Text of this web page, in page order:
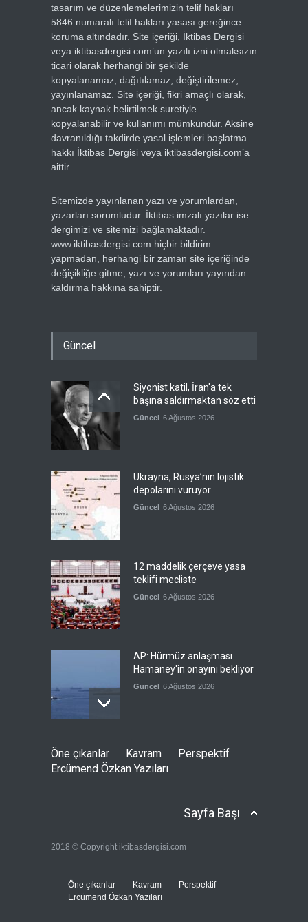
tasarım ve düzenlemelerimizin telif hakları
5846 numaralı telif hakları yasası gereğince
koruma altındadır. Site içeriği, İktibas Dergisi
veya iktibasdergisi.com’un yazılı izni olmaksızın
ticari olarak herhangi bir şekilde
kopyalanamaz, dağıtılamaz, değiştirilemez,
yayınlanamaz. Site içeriği, fikri amaçlı olarak,
ancak kaynak belirtilmek suretiyle
kopyalanabilir ve kullanımı mümkündür. Aksine
davranıldığı takdirde yasal işlemleri başlatma
hakkı İktibas Dergisi veya iktibasdergisi.com’a
aittir.
Sitemizde yayınlanan yazı ve yorumlardan,
yazarları sorumludur. İktibas imzalı yazılar ise
dergimizi ve sitemizi bağlamaktadır.
www.iktibasdergisi.com hiçbir bildirim
yapmadan, herhangi bir zaman site içeriğinde
değişikliğe gitme, yazı ve yorumları yayından
kaldırma hakkına sahiptir.
Güncel
Siyonist katil, İran'a tek
başına saldırmaktan söz etti
Güncel 6 Ağustos 2026
Ukrayna, Rusya’nın lojistik
depolarını vuruyor
Güncel 6 Ağustos 2026
12 maddelik çerçeve yasa
teklifi mecliste
Güncel 6 Ağustos 2026
AP: Hürmüz anlaşması
Hamaney'in onayını bekliyor
Güncel 6 Ağustos 2026
İran: Müzakereler son
aşamada, boğazın açılması
ABD'nin tutumuna bağlı
jeopolitik arka planı
Öne çıkanlar Kavram
Perspektif
Ercümend Özkan Yazıları
Sayfa Başı
2018 © Copyright iktibasdergisi.com
Öne çıkanlar Kavram
Perspektif
Ercümend Özkan Yazıları